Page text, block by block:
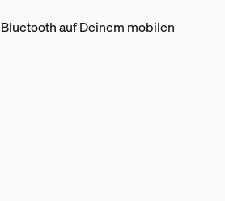
auf Deinem mobilen